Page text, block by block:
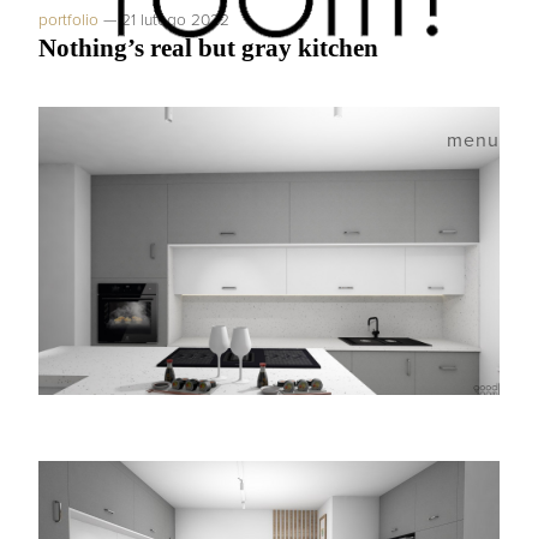
menu
portfolio — 21 lutego 2022
Nothing’s real but gray kitchen